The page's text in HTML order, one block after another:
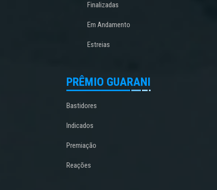
Finalizadas
Em Andamento
Estreias
PRÊMIO GUARANI
Bastidores
Indicados
Premiação
Reações